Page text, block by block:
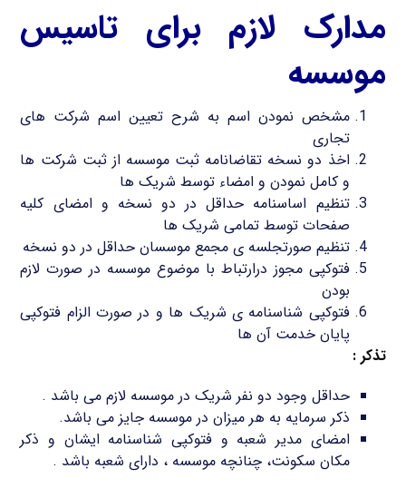
مدارک لازم برای تاسیس
موسسه
مشخص نمودن اسم به شرح تعیین اسم شرکت های
تجاری
اخذ دو نسخه تقاضانامه ثبت موسسه از ثبت شرکت ها
و کامل نمودن و امضاء توسط شریک ها
تنظیم اساسنامه حداقل در دو نسخه و امضای کلیه
صفحات توسط تمامی شریک ها
تنظیم صورتجلسه ی مجمع موسسان حداقل در دو نسخه
فتوکپی مجوز درارتباط با موضوع موسسه در صورت لازم
بودن
فتوکپی شناسنامه ی شریک ها و در صورت الزام فتوکپی
پایان خدمت آن ها
تذکر :
حداقل وجود دو نفر شریک در موسسه لازم می باشد .
ذکر سرمایه به هر میزان در موسسه جایز می باشد.
امضای مدیر شعبه و فتوکپی شناسنامه ایشان و ذکر
مکان سکونت، چنانچه موسسه ، دارای شعبه باشد .